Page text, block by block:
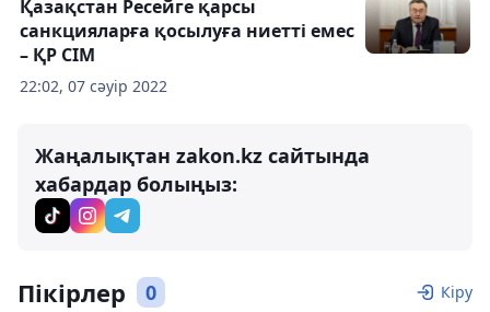
22:02, 07 сәуір 2022
Қазақстан Ресейге қарсы
санкцияларға қосылуға ниетті емес
– ҚР СІМ
Жаңалықтан zakon.kz сайтында
хабардар болыңыз:
Пікірлер 0 Кіру